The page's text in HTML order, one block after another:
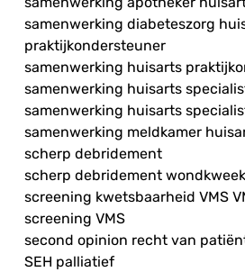
samenwerking diabeteszorg
praktijkondersteuner
samenwerking huisarts
samenwerking huisarts
samenwerking huisarts
samenwerking meldkamer
scherp debridement
scherp debridement wondkweek
screening kwetsbaarheid VMS
screening VMS
second opinion recht van
SEH palliatief